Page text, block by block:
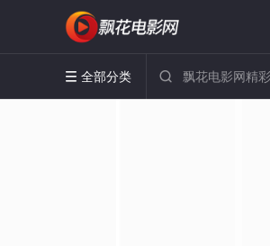
 全部分类 